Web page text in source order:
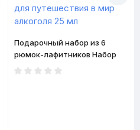
Подарочный набор из 6
рюмок-лафитников Набор
для путешествия в мир